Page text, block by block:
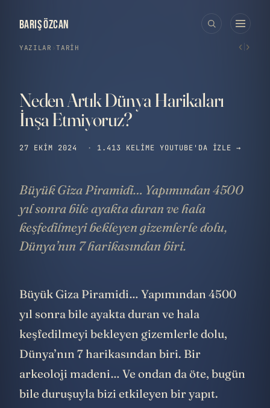
BARIŞ ÖZCAN
YAZILAR ›TARIH ‹ ›
Neden Artık Dünya Harikaları
İnşa Etmiyoruz?
27 EKIM 2024 · 1.413 KELIME YOUTUBE'DA IZLE →
Büyük Giza Piramidi… Yapımından 4500
yıl sonra bile ayakta duran ve hala
keşfedilmeyi bekleyen gizemlerle dolu,
Dünya’nın 7 harikasından biri.
Büyük Giza Piramidi… Yapımından 4500
yıl sonra bile ayakta duran ve hala
keşfedilmeyi bekleyen gizemlerle dolu,
Dünya’nın 7 harikasından biri. Bir
arkeoloji madeni… Ve ondan da öte, bugün
bile duruşuyla bizi etkileyen bir yapıt.